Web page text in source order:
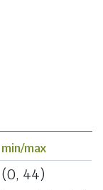
min/max
(0, 44)